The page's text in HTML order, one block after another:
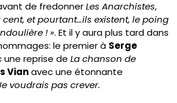
de fredonnerLes Anarchistes,
cent, et pourtant…ils existent, le poing
! ». Et il y aura plus tard dans
le premier à Serge
une reprise deLa chanson de
Vianavec une étonnante
voudrais pas crever.